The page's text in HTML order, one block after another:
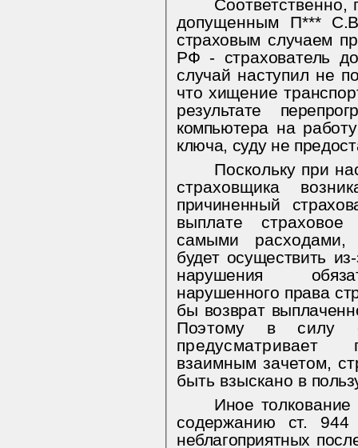
допущенным П***
страховым случаем
РФ - страхователь
случай наступил не
что хищение
результате
компьютера на
ключа, суду не
Поскольку при
страховщика
причиненный
выплате
самыми
будет осуществить
на­рушения
нарушенного права
бы возврат
По­этому в силу
предусматривает
взаимным зачетом,
быть взыскано в
Иное
содержанию ст.
неблагоприятных